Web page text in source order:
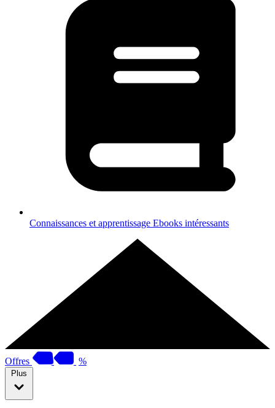
Connaissances et apprentissage Ebooks intéressants
Offres %
Plus